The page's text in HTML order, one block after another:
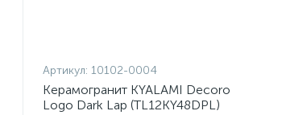
Артикул: 10102-0004
Керамогранит KYALAMI Decoro
Logo Dark Lap (TL12KY48DPL)